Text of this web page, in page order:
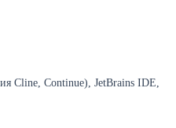
Cline, Continue), JetBrains IDE,